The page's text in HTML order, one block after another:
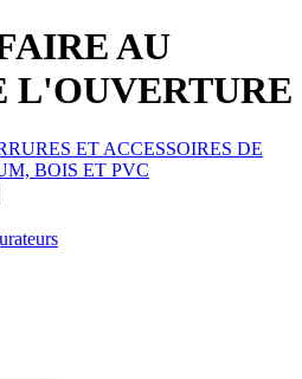
AU
L'OUVERTURE